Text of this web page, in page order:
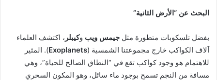
البحث عن “الأرض الثانية”
بفضل تلسكوبات متطورة مثل جيمس ويب وكيبلر ، اكتشف العلماء
آلاف الكواكب خارج مجموعتنا الشمسية (Exoplanets). المثير
للاهتمام هو وجود كواكب تقع في “النطاق الصالح للحياة”، وهي
مسافة من النجم تسمح بوجود ماء سائل، وهو المكون السحري